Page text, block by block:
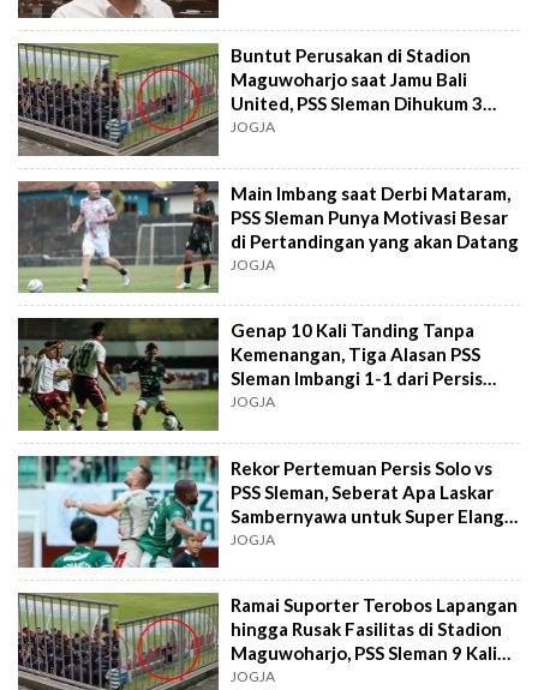
Buntut Perusakan di Stadion
Maguwoharjo saat Jamu Bali
United, PSS Sleman Dihukum 3
Pertandingan Kandang Tanpa
JOGJA
Main Imbang saat Derbi Mataram,
PSS Sleman Punya Motivasi Besar
di Pertandingan yang akan Datang
JOGJA
Genap 10 Kali Tanding Tanpa
Kemenangan, Tiga Alasan PSS
Sleman Imbangi 1-1 dari Persis
Solo
JOGJA
Rekor Pertemuan Persis Solo vs
PSS Sleman, Seberat Apa Laskar
Sambernyawa untuk Super Elang
Jawa?
JOGJA
Ramai Suporter Terobos Lapangan
hingga Rusak Fasilitas di Stadion
Maguwoharjo, PSS Sleman 9 Kali
Tak Menang Jadi Pemicu?
JOGJA